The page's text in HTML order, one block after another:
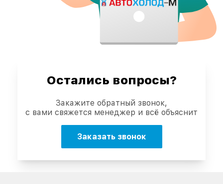
Остались вопросы?
Закажите обратный звонок,
с вами свяжется менеджер и всё объяснит
Заказать звонок